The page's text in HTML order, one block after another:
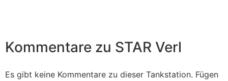
Kommentare zu STAR Verl
Es gibt keine Kommentare zu dieser Tankstation. Fügen